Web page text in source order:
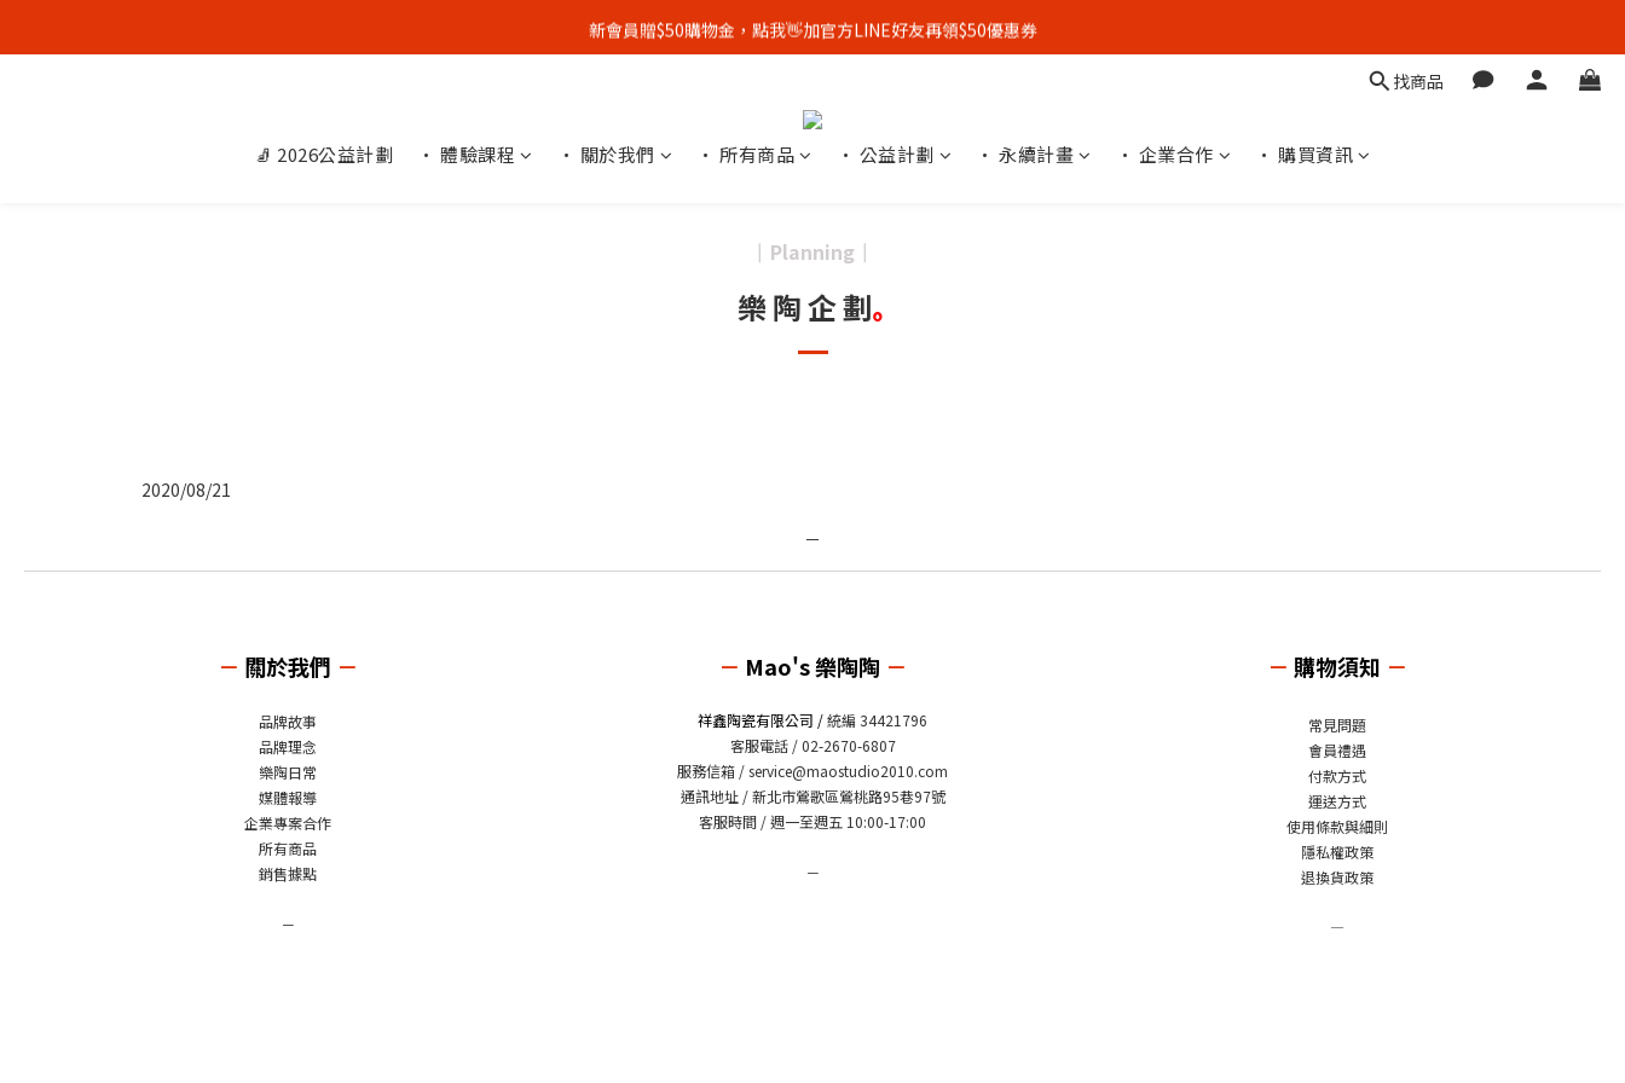
全館單筆消費滿3500元，即享免運優惠！🚚
新會員贈$50購物金，點我👋加官方LINE好友再領$50優惠券
全館單筆消費滿3500元，即享免運優惠！🚚
找商品
🧦 2026公益計劃 • 體驗課程 • 關於我們 • 所有商品 • 公益計劃 • 永續計畫 • 企業合作 • 購買資訊
Planning
樂 陶 企 劃｡
2020/08/21
－
－ 關於我們 －
品牌故事
品牌理念
樂陶日常
媒體報導
企業專案合作
所有商品
銷售據點
－
－ Mao's 樂陶陶 －
祥鑫陶瓷有限公司 /統編 34421796
客服電話 / 02-2670-6807
服務信箱 /service@maostudio2010.com
通訊地址 / 新北市鶯歌區鶯桃路95巷97號
客服時間 / 週一至週五 10:00-17:00
－
－ 購物須知 －
常見問題
會員禮遇
付款方式
運送方式
使用條款與細則
隱私權政策
退換貨政策
－